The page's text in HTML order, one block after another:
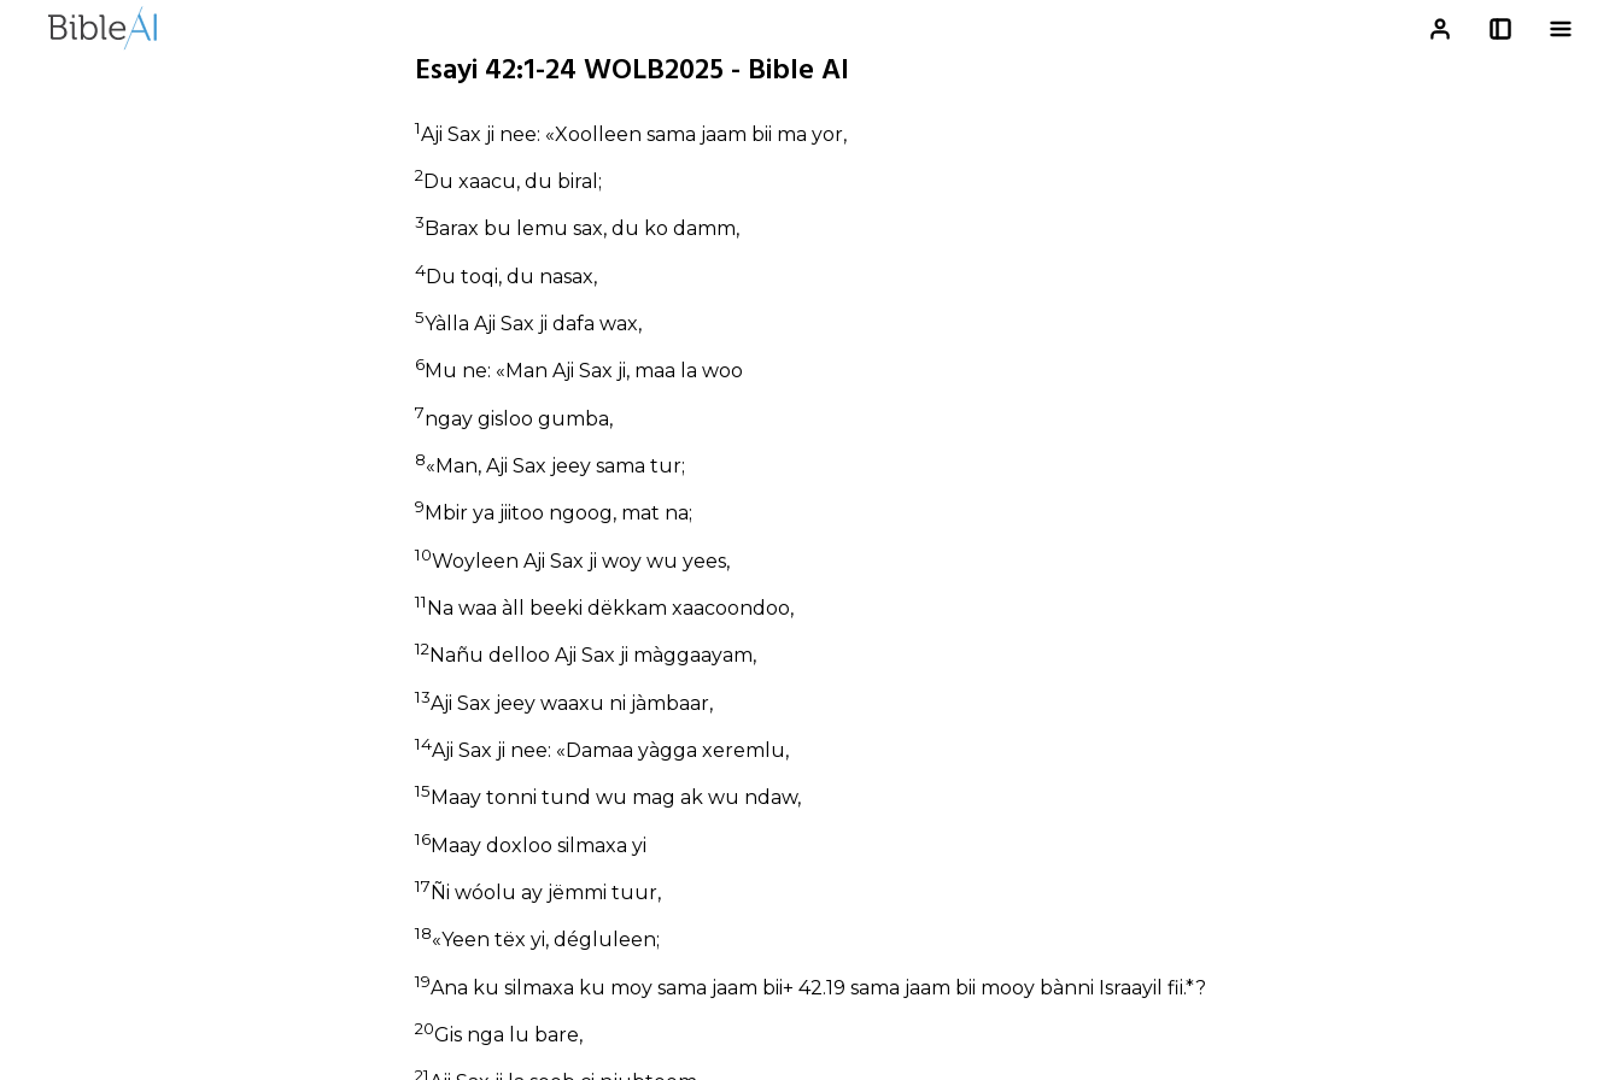
Esayi 42:1-24 WOLB2025 - Bible AI
1Aji Sax ji nee: «Xoolleen sama jaam bii ma yor,
2 Du xaacu, du biral;
3 Barax bu lemu sax, du ko damm,
4Du toqi, du nasax,
5Yàlla Aji Sax ji dafa wax,
6Mu ne: «Man Aji Sax ji, maa la woo
7ngay gisloo gumba,
8«Man, Aji Sax jeey sama tur;
9 Mbir ya jiitoo ngoog, mat na;
10Woyleen Aji Sax ji woy wu yees,
11 Na waa àll beeki dëkkam xaacoondoo,
12Nañu delloo Aji Sax ji màggaayam,
13Aji Sax jeey waaxu ni jàmbaar,
14Aji Sax ji nee: «Damaa yàgga xeremlu,
15 Maay tonni tund wu mag ak wu ndaw,
16Maay doxloo silmaxa yi
17 Ñi wóolu ay jëmmi tuur,
18«Yeen tëx yi, dégluleen;
19Ana ku silmaxa ku moy sama jaam bii+ 42.19 sama jaam bii mooy bànni Israayil fii.*?
20Gis nga lu bare,
21